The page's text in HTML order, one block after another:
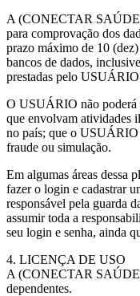
A (CONECTAR SAÚDE)
para comprovação dos
prazo máximo de 10
bancos de dados,
prestadas pelo
O USUÁRIO não
que envolvam atividades
no país; que o USUÁRIO
fraude ou simulação.
Em algumas áreas dessa
fazer o login e cadastrar
responsável pela guarda
assumir toda a
seu login e senha, ainda
4. LICENÇA DE USO
A (CONECTAR
dependentes.